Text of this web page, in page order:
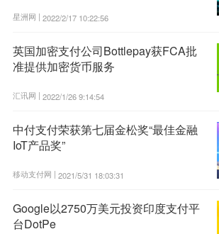
星洲网 | 2022/2/17 10:22:56
英国加密支付公司Bottlepay获FCA批
准提供加密货币服务
汇讯网 | 2022/1/26 9:14:54
中付支付荣获第七届金松奖“最佳金融
IoT产品奖”
移动支付网 | 2021/5/31 18:03:31
Google以2750万美元投资印度支付平
台DotPe